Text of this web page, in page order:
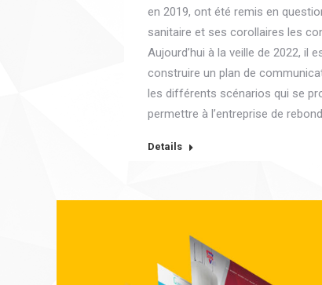
en 2019, ont été remis en
sanitaire et ses corollaires les
Aujourd’hui à la veille de 2022, il
construire un plan de
les différents scénarios qui se
permettre à l’entreprise de
Details